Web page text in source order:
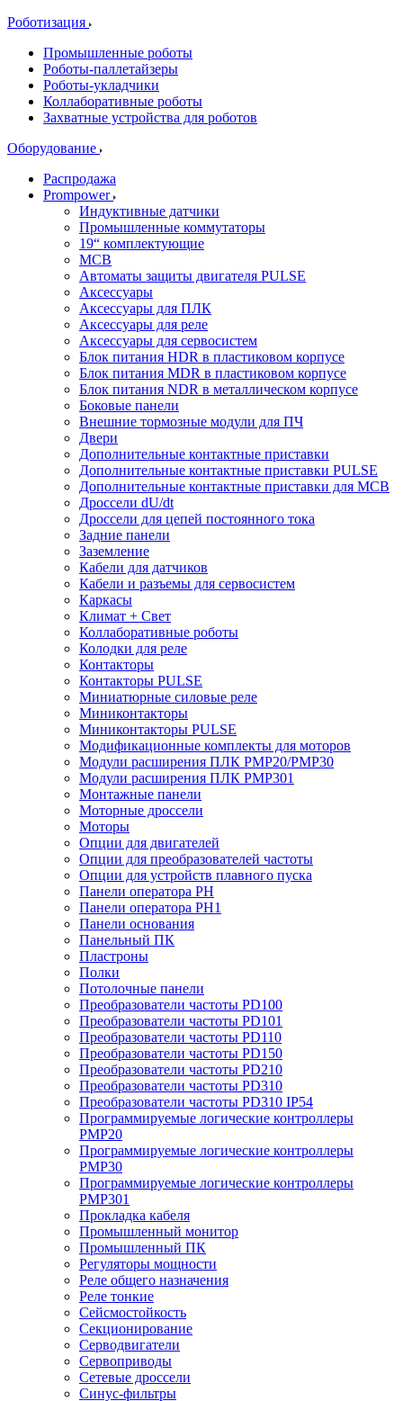
Роботизация
Промышленные роботы
Роботы-паллетайзеры
Роботы-укладчики
Коллаборативные роботы
Захватные устройства для роботов
Оборудование
Распродажа
Prompower
Индуктивные датчики
Промышленные коммутаторы
19“ комплектующие
MCB
Автоматы защиты двигателя PULSE
Аксессуары
Аксессуары для ПЛК
Аксессуары для реле
Аксессуары для сервосистем
Блок питания HDR в пластиковом корпусе
Блок питания MDR в пластиковом корпусе
Блок питания NDR в металлическом корпусе
Боковые панели
Внешние тормозные модули для ПЧ
Двери
Дополнительные контактные приставки
Дополнительные контактные приставки PULSE
Дополнительные контактные приставки для MCB
Дроссели dU/dt
Дроссели для цепей постоянного тока
Задние панели
Заземление
Кабели для датчиков
Кабели и разъемы для сервосистем
Каркасы
Климат + Свет
Коллаборативные роботы
Колодки для реле
Контакторы
Контакторы PULSE
Миниатюрные силовые реле
Миниконтакторы
Миниконтакторы PULSE
Модификационные комплекты для моторов
Модули расширения ПЛК PMP20/PMP30
Модули расширения ПЛК PMP301
Монтажные панели
Моторные дроссели
Моторы
Опции для двигателей
Опции для преобразователей частоты
Опции для устройств плавного пуска
Панели оператора PH
Панели оператора PH1
Панели основания
Панельный ПК
Пластроны
Полки
Потолочные панели
Преобразователи частоты PD100
Преобразователи частоты PD101
Преобразователи частоты PD110
Преобразователи частоты PD150
Преобразователи частоты PD210
Преобразователи частоты PD310
Преобразователи частоты PD310 IP54
Программируемые логические контроллеры
PMP20
Программируемые логические контроллеры
PMP30
Программируемые логические контроллеры
PMP301
Прокладка кабеля
Промышленный монитор
Промышленный ПК
Регуляторы мощности
Реле общего назначения
Реле тонкие
Сейсмостойкость
Секционирование
Серводвигатели
Сервоприводы
Сетевые дроссели
Синус-фильтры